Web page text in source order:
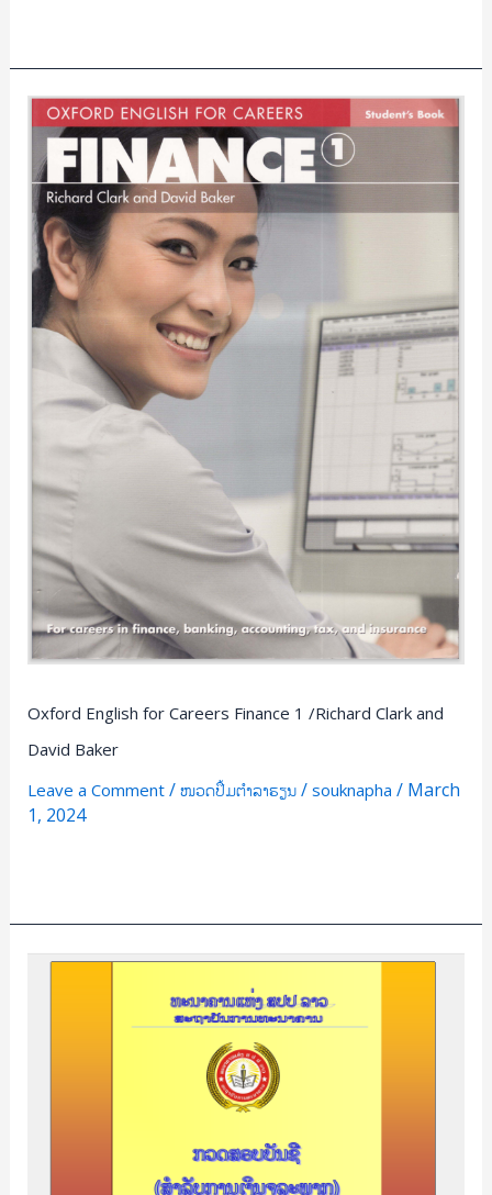
Oxford English for Careers Finance 1 /Richard Clark and
David Baker
Leave a Comment / ໜວດປຶ້ມຕຳລາຮຽນ/ souknapha / March
1, 2024
Oxford
English
for
Careers
Finance
1
/Richard
Clark
and
David
Baker
ກວດ